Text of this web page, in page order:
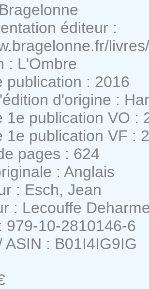
éditeur :
: L'Ombre
publication : 2016
d'origine :
1e publication VO :
1e publication VF :
pages : 624
: Anglais
: Esch, Jean
: Lecouffe
979-10-2810146-6
ASIN : B01I4IG9IG